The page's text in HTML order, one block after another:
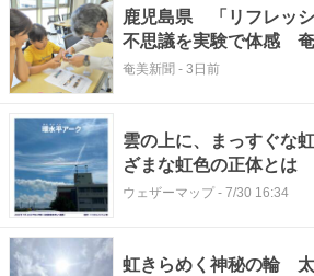
鹿児島県 「リフレッ
不思議を実験で体感
物理学会
奄美新聞 - 3日前
雲の上に、まっすぐな
ざまな虹色の正体とは
ウェザーマップ - 7/30 16:34
虹きらめく神秘の輪